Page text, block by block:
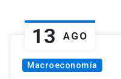
13 AGO
Macroeconomía